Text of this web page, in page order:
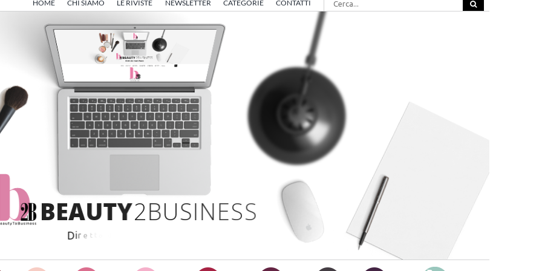
HOME CHI SIAMO LE RIVISTE NEWSLETTER CATEGORIE CONTATTI
per:
BEAUTY2BUSINESS
Dire t